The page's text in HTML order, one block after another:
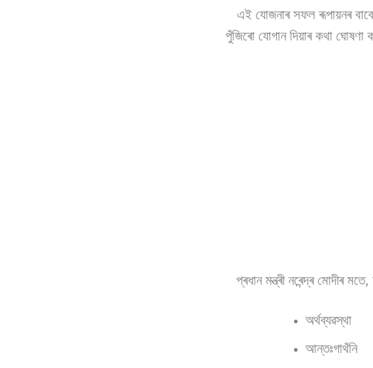
এই যোজনাৰ সফল ৰূপায়নৰ বাবে
পুঁজিৰো যোগান দিয়াৰ কথা ঘোষণা
প্ৰধান মন্ত্ৰী নৰেন্দ্ৰ মোদীৰ
অৰ্থব্যৱস্থা
আন্তঃগাথঁনি